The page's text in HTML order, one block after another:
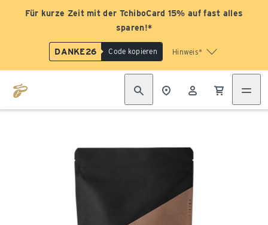
Für kurze Zeit mit der TchiboCard 15% auf fast alles
sparen!*
DANKE26 Code kopieren Hinweis*